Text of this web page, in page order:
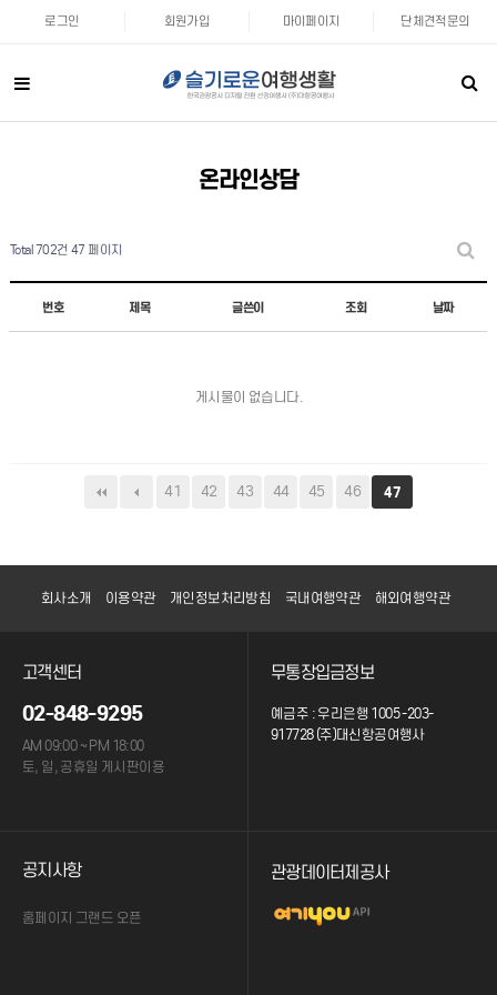
로그인 회원가입 마이페이지 단체견적문의
온라인상담
Total 702건 47 페이지
번호 제목 글쓴이 조회 날짜
게시물이 없습니다.
41 42 43 44 45 46 47
회사소개 이용약관 개인정보처리방침 국내여행약관 해외여행약관
고객센터
02-848-9295
AM 09:00 ~ PM 18:00
토, 일, 공휴일 게시판이용
무통장입금정보
예금주 : 우리은행 1005 -203-
917728 (주)대신항공여행사
공지사항
홈페이지 그랜드 오픈
관광데이터제공사